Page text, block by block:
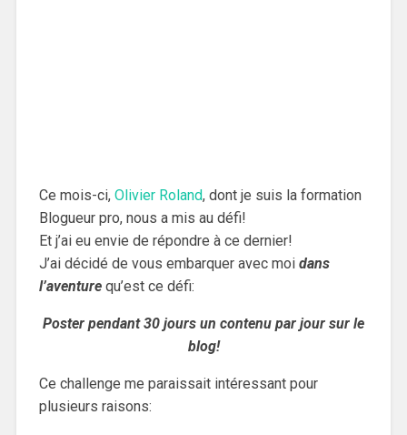
Ce mois-ci, Olivier Roland, dont je suis la formation
Blogueur pro, nous a mis au défi!
Et j’ai eu envie de répondre à ce dernier!
J’ai décidé de vous embarquer avec moi dans
l’aventurequ’est ce défi:
Poster pendant 30 jours un contenu par jour sur le
blog!
Ce challenge me paraissait intéressant pour
plusieurs raisons: